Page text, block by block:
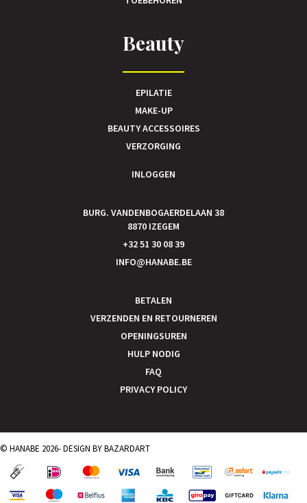
Beauty
EPILATIE
MAKE-UP
BEAUTY ACCESSOIRES
VERZORGING
INLOGGEN
BURG. VANDENBOGAERDELAAN 38
8870 IZEGEM
+32 51 30 08 39
INFO@HANABE.BE
BETALEN
VERZENDEN EN RETOURNEREN
OPENINGSUREN
HULP NODIG
FAQ
PRIVACY POLICY
© HANABE 2026- DESIGN BYBAZARDART